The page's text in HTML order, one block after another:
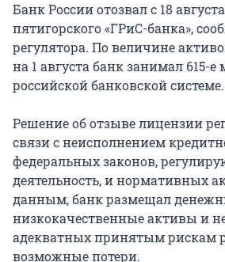
Банк России отозвал с 18
пятигорского «ГРиС-банка»,
регулятора. По величине
на 1 августа банк занимал 615-е
российской банковской системе.
Решение об отзыве лицензии
связи с неисполнением
федеральных законов,
деятельность, и нормативных
данным, банк размещал
низкокачественные активы и
адекватных принятым рискам
возможные потери.